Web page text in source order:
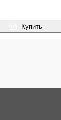
Купить